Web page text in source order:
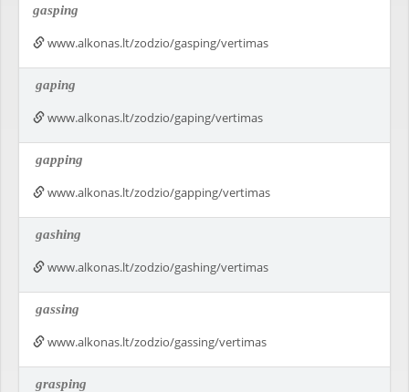
gasping
www.alkonas.lt/zodzio/gasping/vertimas
gaping
www.alkonas.lt/zodzio/gaping/vertimas
gapping
www.alkonas.lt/zodzio/gapping/vertimas
gashing
www.alkonas.lt/zodzio/gashing/vertimas
gassing
www.alkonas.lt/zodzio/gassing/vertimas
grasping